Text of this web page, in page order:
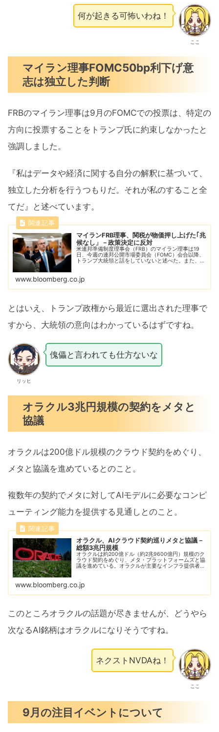
ここ
何が起きる可怖いわね！
マイラン理事FOMC50bp利下げ意
志は独立した判断
FRBのマイラン理事は9月のFOMCでの投票は、特定の
方向に投票することをトランプ氏に約束しなかったと
強調しました。
『私はデータや経済に関する自分の解釈に基づいて、
独立した分析を行うつもりだ。それが私のすること全
てだ』と述べています。
マイランFRB理事、関税が物価押し上げた｢兆
候なし」－政策決定に反対
米連邦準備制度理事会（FRB）のマイラン理事は19
日、今週の連邦公開市場委員会（FOMC）会合以降、
トランプ大統領と話をしていないと述べた。また、金
www.bloomberg.co.jp
とはいえ、トランプ政権から最近に選出された理事で
すから、大統領の意向はわかっているはずですね。
リッヒ
傀儡と言われても仕方ないな
オラクル3兆円規模の契約をメタと
協議
オラクルは200億ドル規模のクラウド契約をめぐり、
メタと協議を進めているとのこと。
複数年の契約でメタに対してAIモデルに必要なコンピ
ューティング能力を提供する見通しとのこと。
オラクル、AIクラウド契約巡りメタと協議－
総額3兆円規模
オラクルは約200億ドル（約2兆9600億円）規模のク
ラウド契約をめぐり、メタ・プラットフォームズと協
議を進めている。オラクルが主要なインフラ提供者へ
www.bloomberg.co.jp
このところオラクルの話題が尽きませんが、どうやら
次なるAI銘柄はオラクルになりそうですね。
ここ
ネクストNVDAね！
9月の注目イベントについて